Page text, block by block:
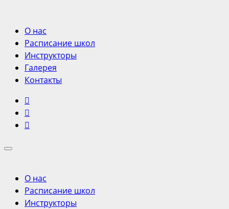
О нас
Расписание школ
Инструкторы
Галерея
Контакты
О нас
Расписание школ
Инструкторы